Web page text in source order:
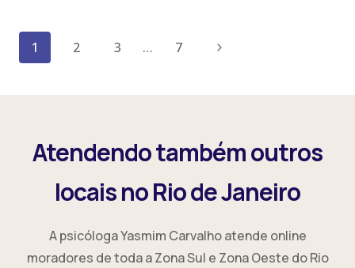
PASSA?
A
PROCURAR
PSICÓLOGO
(E
A
TCC
Navegação
1 2 3 … 7
Página
Atendendo também outros
locais no Rio de Janeiro
A psicóloga Yasmim Carvalho atende online
moradores de toda a Zona Sul e Zona Oeste do Rio